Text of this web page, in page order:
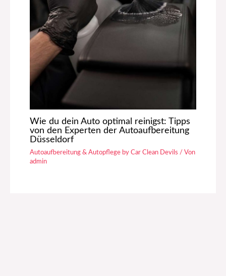
Wie du dein Auto optimal reinigst: Tipps
von den Experten der Autoaufbereitung
Düsseldorf
Autoaufbereitung & Autopflege by Car Clean Devils / Von
admin